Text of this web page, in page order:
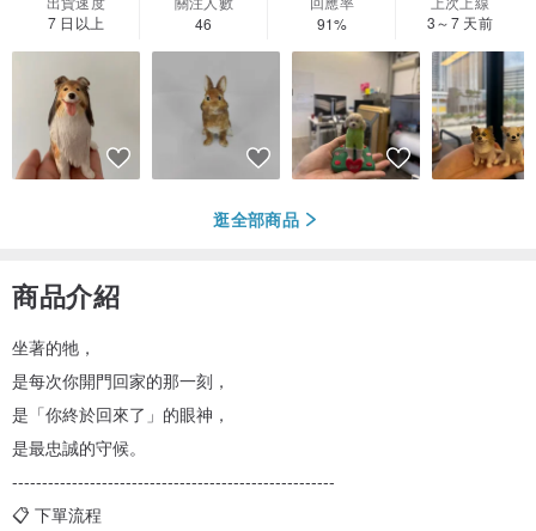
7 日以上
46
91%
3～7 天前
逛全部商品
商品介紹
坐著的牠，
是每次你開門回家的那一刻，
是「你終於回來了」的眼神，
是最忠誠的守候。
------------------------------------------------------
📋 下單流程